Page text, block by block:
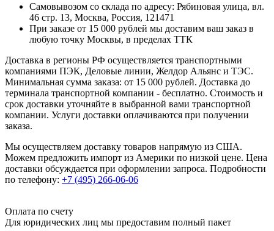
Самовывозом со склада по адресу: Рябиновая улица, вл.
46 стр. 13, Москва, Россия, 121471
При заказе от 15 000 рублей мы доставим ваш заказ в
любую точку Москвы, в пределах ТТК
Доставка в регионы РФ осуществляется транспортными
компаниями ПЭК, Деловые линии, Желдор Альянс и ТЭС.
Минимальная сумма заказа: от 15 000 рублей. Доставка до
терминала транспортной компании - бесплатно. Стоимость и
срок доставки уточняйте в выбранной вами транспортной
компании. Услуги доставки оплачиваются при получении
заказа.
Мы осуществляем доставку товаров напрямую из США.
Можем предложить импорт из Америки по низкой цене. Цена
доставки обсуждается при оформлении запроса. Подробности
по телефону: +7 (495) 266-06-06
Оплата по счету
Для юридических лиц мы предоставим полный пакет